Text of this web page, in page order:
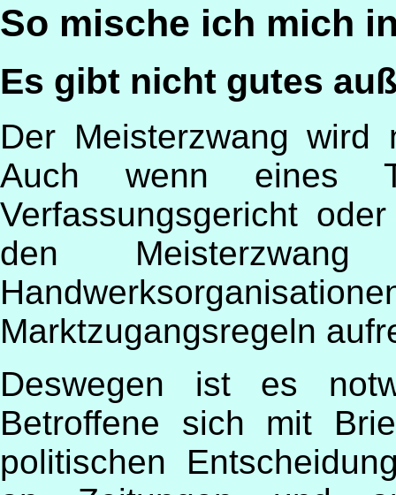
So mische ich mich
Es gibt nicht gutes
Der Meisterzwang wird
Auch wenn eines
Verfassungsgericht
den
Marktzugangsregeln
Deswegen ist es
Betroffene sich mit
politischen